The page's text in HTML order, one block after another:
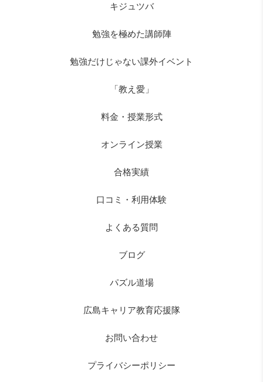
キジュツバ
勉強を極めた講師陣
勉強だけじゃない課外イベント
「教え愛」
料金・授業形式
オンライン授業
合格実績
口コミ・利用体験
よくある質問
ブログ
パズル道場
広島キャリア教育応援隊
お問い合わせ
プライバシーポリシー